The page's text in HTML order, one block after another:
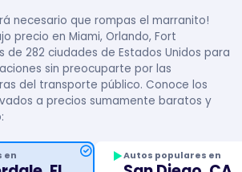
necesario que rompas el marranito!
precio en Miami, Orlando, Fort
de 282 ciudades de Estados Unidos para
sin preocuparte por las
del transporte público. Conoce los
a precios sumamente baratos y
en Autos populares en